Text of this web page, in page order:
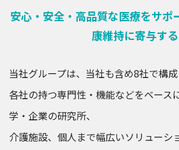
安心・安全・高品質な医療をサポ
康維持に寄与する
当社グループは、当社も含め8社で構成
各社の持つ専門性・機能などをベース
学・企業の研究所、
介護施設、個人まで幅広いソリューシ